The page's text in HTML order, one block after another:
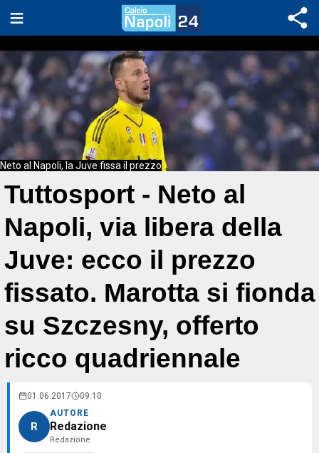
Neto al Napoli, la Juve fissa il prezzo
Tuttosport - Neto al
Napoli, via libera della
Juve: ecco il prezzo
fissato. Marotta si fionda
su Szczesny, offerto
ricco quadriennale
01.06.2017 09:10
R
AUTORE
Redazione
Redazione